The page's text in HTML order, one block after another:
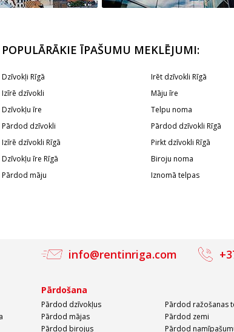
POPULĀRĀKIE ĪPAŠUMU MEKLĒJUMI:
Dzīvokļi Rīgā
Izīrē dzīvokli
Dzīvokļu īre
Pārdod dzīvokli
Izīrē dzīvokli Rīgā
Dzīvokļu īre Rīgā
Pārdod māju
Īrēt dzīvokli Rīgā
Māju īre
Telpu noma
Pārdod dzīvokli Rīgā
Pirkt dzīvokli Rīgā
Biroju noma
Iznomā telpas
info@rentinriga.com
Pārdošana
Pārdod dzīvokļus
Pārdod mājas
Pārdod birojus
Pārdod ražošanas
Pārdod zemi
Pārdod